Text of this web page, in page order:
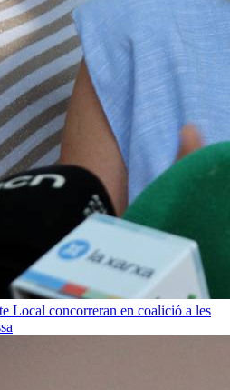
Local concorreran en coalició a les